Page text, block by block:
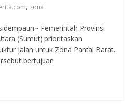
, zona
Pemerintah Provinsi
(Sumut) prioritaskan
jalan untuk Zona Pantai Barat.
bertujuan